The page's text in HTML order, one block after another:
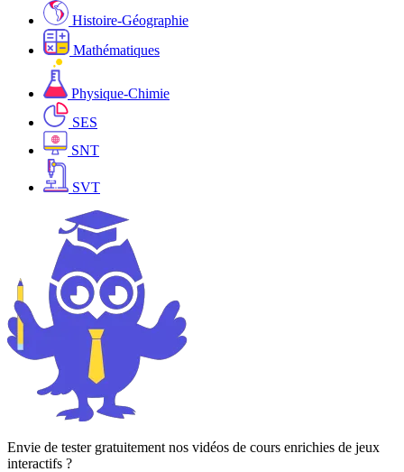
Histoire-Géographie
Mathématiques
Physique-Chimie
SES
SNT
SVT
Envie de tester gratuitement nos vidéos de cours enrichies de jeux
interactifs ?